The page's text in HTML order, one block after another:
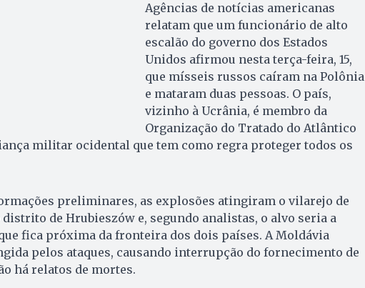
Agências de notícias americanas
relatam que um funcionário de alto
escalão do governo dos Estados
Unidos afirmou nesta terça-feira, 15,
que mísseis russos caíram na Polônia
e mataram duas pessoas. O país,
vizinho à Ucrânia, é membro da
Organização do Tratado do Atlântico
militar ocidental que tem como regra proteger todos os
preliminares, as explosões atingiram o vilarejo de
de Hrubieszów e, segundo analistas, o alvo seria a
fica próxima da fronteira dos dois países. A Moldávia
pelos ataques, causando interrupção do fornecimento de
há relatos de mortes.